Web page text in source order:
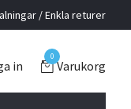
/ Enkla returer
in
0
Varukorg